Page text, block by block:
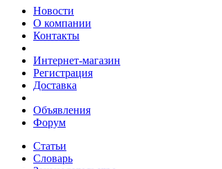
Новости
О компании
Контакты
Интернет-магазин
Регистрация
Доставка
Объявления
Форум
Статьи
Словарь